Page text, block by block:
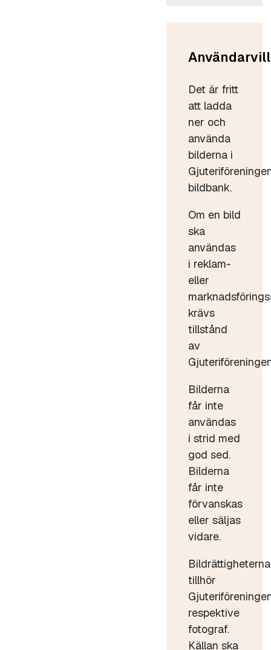
Det är fritt
att ladda
ner och
använda
bilderna i
bildbank.
Om en bild
ska
användas
i reklam-
eller
krävs
tillstånd
av
Bilderna
får inte
användas
i strid med
god sed.
Bilderna
får inte
förvanskas
eller säljas
vidare.
Bildrättigheterna
tillhör
respektive
fotograf.
Källan ska